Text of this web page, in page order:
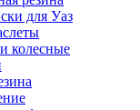
для Уаз
колесные